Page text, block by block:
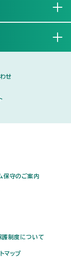
せ
保守のご案内
護制度について
マップ